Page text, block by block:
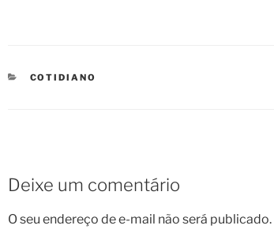
CATEGORIES
COTIDIANO
Deixe um comentário
O seu endereço de e-mail não será publicado.